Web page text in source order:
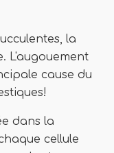
la
L'augouement
cause du
dans la
cellule